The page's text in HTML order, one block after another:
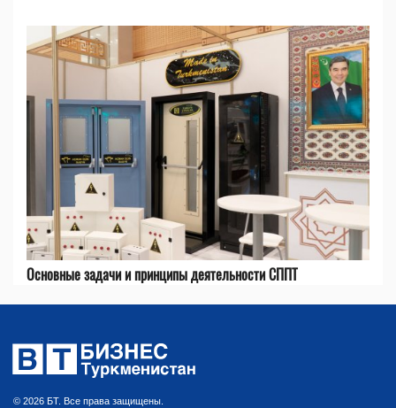
Основные задачи и принципы деятельности СППТ
© 2026 БТ. Все права защищены.